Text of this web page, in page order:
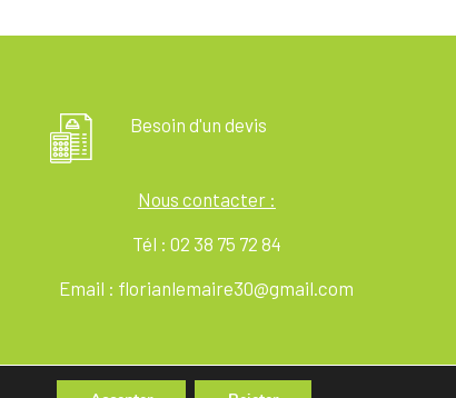
Besoin d'un devis
Nous contacter :
Tél : 02 38 75 72 84
Email : florianlemaire30@gmail.com